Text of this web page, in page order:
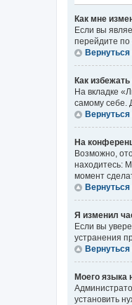
Как мне
Если вы
перейдите
Как
На вкладке
самому себе.
На
Возможно,
находитесь:
момент
Я изменил
Если вы
устранения
Моего языка
установить